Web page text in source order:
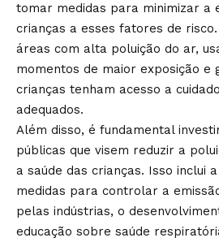
tomar medidas para minimizar a
crianças a esses fatores de
áreas com alta poluição do ar,
momentos de maior exposição e
crianças tenham acesso a
adequados.
Além disso, é fundamental
públicas que visem reduzir a
a saúde das crianças. Isso inclui
medidas para controlar a
pelas indústrias, o
educação sobre saúde